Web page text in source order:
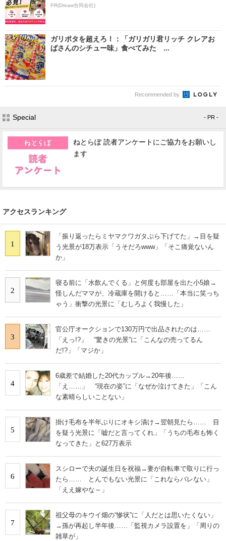
PR(Dreaw合同会社)
ガリポタを超えろ！：「ガリガリ君リッチ クレアお
ばさんのシチュー味」食べてみた ...
Recommended by
Special - PR -
ねとらぼ 読者アンケートにご協力をお願いし
ます
アクセスランキング
1
「振り返ったらミヤマクワガタぶら下げてた」→目を疑
う光景が18万表示「うそだろwww」「そこ痛覚ないん
か」
2
寝る前に「水飲んでくる」と何度も部屋を出た小5娘→
怪しんだママが、冷蔵庫を開けると……「本当に笑っち
ゃう」衝撃の光景に「むしろよく我慢した」
3
官公庁オークションで130万円で出品されたのは……
「えっ!?」 “驚きの光景”に「こんなの売ってるん
だ!?」「マジか」
4
6歳差で結婚した20代カップル→20年後……
「え……」 “現在の姿”に「なぜか泣けてきた」「こん
な素晴らしいことない」
5
掛け毛布を半年ぶりにオキシ漬け→翌朝見たら…… 目
を疑う光景に「嘘だと言ってくれ」「うちの毛布も怖く
なってきた」と627万表示
6
スシローで夫の誕生日を祝福→妻が自転車で取りに行っ
たら…… とんでもない光景に「これならバレない」
「ええ嫁やな～」
7
祖父母のキウイ畑の“惨状”に「人だとは思いたくない」
→孫が再起し半年後……「監視カメラ設置を」「周りの
雑草が」